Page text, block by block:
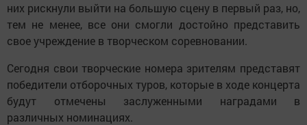
них рискнули выйти на большую сцену в первый раз, но,
тем не менее, все они смогли достойно представить
свое учреждение в творческом соревновании.
Сегодня свои творческие номера зрителям представят
победители отборочных туров, которые в ходе концерта
будут отмечены заслуженными наградами в
различных номинациях.